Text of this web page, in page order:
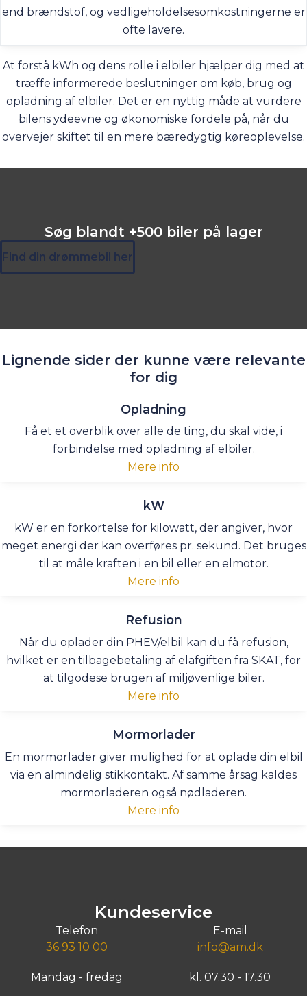
end brændstof, og vedligeholdelsesomkostningerne er
ofte lavere.
At forstå kWh og dens rolle i elbiler hjælper dig med at
træffe informerede beslutninger om køb, brug og
opladning af elbiler. Det er en nyttig måde at vurdere
bilens ydeevne og økonomiske fordele på, når du
overvejer skiftet til en mere bæredygtig køreoplevelse.
Søg blandt +500 biler på lager
Find din drømmebil her
Lignende sider der kunne være relevante
for dig
Opladning
Få et et overblik over alle de ting, du skal vide, i
forbindelse med opladning af elbiler.
Mere info
kW
kW er en forkortelse for kilowatt, der angiver, hvor
meget energi der kan overføres pr. sekund. Det bruges
til at måle kraften i en bil eller en elmotor.
Mere info
Refusion
Når du oplader din PHEV/elbil kan du få refusion,
hvilket er en tilbagebetaling af elafgiften fra SKAT, for
at tilgodese brugen af miljøvenlige biler.
Mere info
Mormorlader
En mormorlader giver mulighed for at oplade din elbil
via en almindelig stikkontakt. Af samme årsag kaldes
mormorladeren også nødladeren.
Mere info
Kundeservice
Telefon
36 93 10 00
E-mail
info@am.dk
Mandag - fredag kl. 07.30 - 17.30